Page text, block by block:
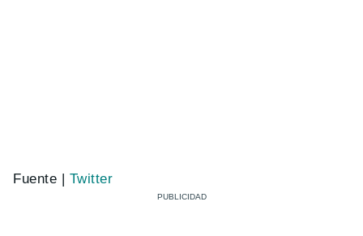
Fuente | Twitter